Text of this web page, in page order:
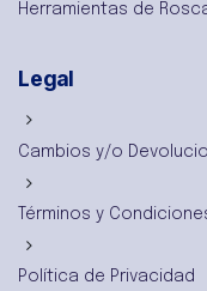
Herramientas de
Legal
Cambios y/o
Términos y
Política de Privacidad